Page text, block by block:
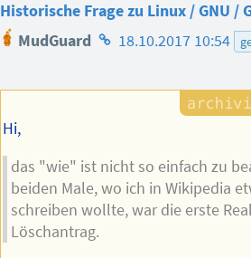
Historische Frage zu Linux / GNU /
MudGuard Homepage
Autors
18.10.2017 10:54
Hi,
das "wie" ist nicht so einfach zu
beiden Male, wo ich in Wikipedia
schreiben wollte, war die erste
Löschantrag.